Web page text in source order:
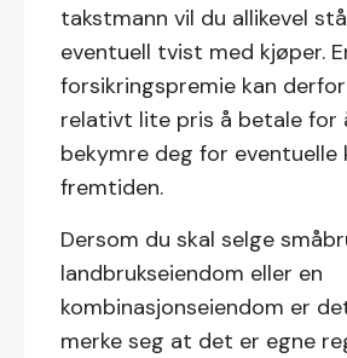
takstmann vil du allikevel
eventuell tvist med kjøper.
forsikringspremie kan
relativt lite pris å betale for
bekymre deg for eventuelle
fremtiden.
Dersom du skal selge
landbrukseiendom eller en
kombinasjonseiendom er
merke seg at det er egne